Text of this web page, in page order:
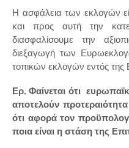
Η ασφάλεια των εκλογών
και προς αυτή την
διασφαλίσουμε την
διεξαγωγή των
τοπικών εκλογών εντός της
Ερ. Φαίνεται ότι
αποτελούν
ότι αφορά τον
ποια είναι η στάση της